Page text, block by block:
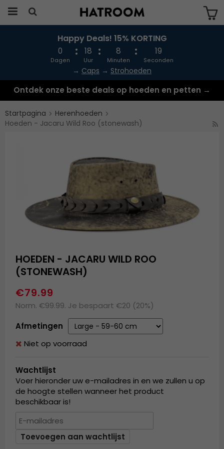
Produkten har blivit tillagd i varukorgen
Happy Deals! 15% KORTING
0
Dagen
18
Uur
8
Minuten
19
Seconden
→ Caps → Strohoeden
Ontdek onze beste deals op hoeden en petten →
Startpagina
Herenhoeden
Hoeden - Jacaru Wild Roo (stonewash)
HOEDEN - JACARU WILD ROO
(STONEWASH)
€79.99
Norm. €99.99. Je bespaart €20 (20%)
Afmetingen
Niet op voorraad
Wachtlijst
Voer hieronder uw e-mailadres in en we zullen u op
de hoogte stellen wanneer het product
beschikbaar is!
Toevoegen aan wachtlijst